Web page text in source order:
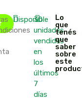
Disponible
30
unidades
vendidas
en
los
últimos
7
días
Lo
que
tenés
que
saber
sobre
este